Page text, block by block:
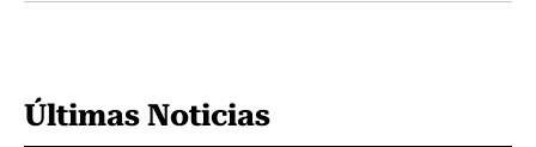
Últimas Noticias